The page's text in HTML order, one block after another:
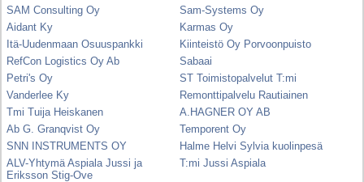
SAM Consulting Oy
Sam-Systems Oy
Aidant Ky
Karmas Oy
Itä-Uudenmaan Osuuspankki
Kiinteistö Oy Porvoonpuisto
RefCon Logistics Oy Ab
Sabaai
Petri's Oy
ST Toimistopalvelut T:mi
Vanderlee Ky
Remonttipalvelu Rautiainen
Tmi Tuija Heiskanen
A.HAGNER OY AB
Ab G. Granqvist Oy
Temporent Oy
SNN INSTRUMENTS OY
Halme Helvi Sylvia kuolinpesä
ALV-Yhtymä Aspiala Jussi ja
Eriksson Stig-Ove
T:mi Jussi Aspiala